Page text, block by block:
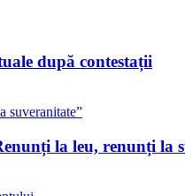
după contestații
la leu, renunți la